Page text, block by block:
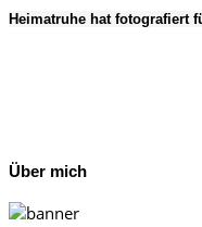
Heimatruhe hat fotografiert
Über mich